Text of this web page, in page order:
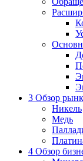
3 Обзор
Никель
Медь
4 Обзор